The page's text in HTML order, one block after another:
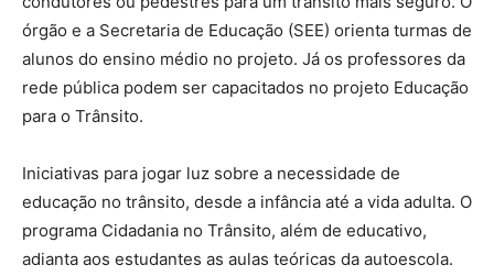
órgão e a Secretaria de Educação (SEE) orienta turmas de
alunos do ensino médio no projeto. Já os professores da
rede pública podem ser capacitados no projeto Educação
para o Trânsito.
Iniciativas para jogar luz sobre a necessidade de
educação no trânsito, desde a infância até a vida adulta. O
programa Cidadania no Trânsito, além de educativo,
adianta aos estudantes as aulas teóricas da autoescola.